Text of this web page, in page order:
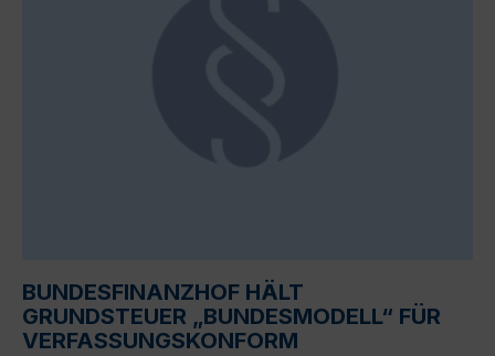
BUNDESFINANZHOF HÄLT
GRUNDSTEUER „BUNDESMODELL“ FÜR
VERFASSUNGSKONFORM